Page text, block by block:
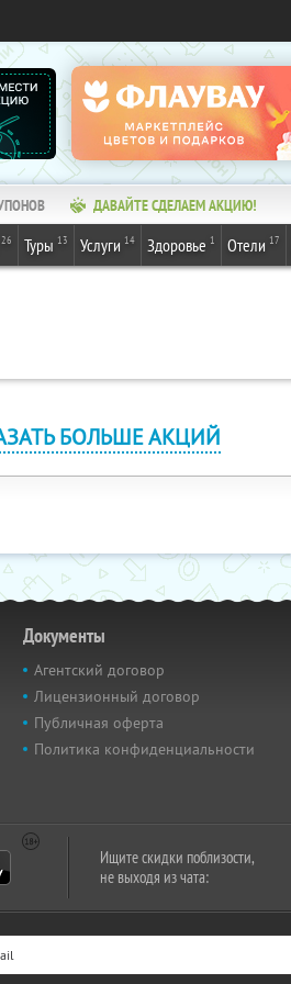
ДАВАЙТЕ СДЕЛАЕМ АКЦИЮ!
26 Туры 13 Услуги 14 Здоровье 1 Отели 17
БОЛЬШЕ АКЦИЙ
Документы
Агентский договор
Лицензионный договор
Публичная оферта
Политика конфиденциальности
Ищите скидки поблизости,
не выходя из чата: